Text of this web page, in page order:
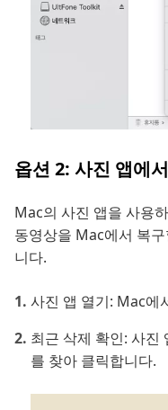
옵션 2: 사진 앱에
Mac의 사진 앱을 사용
동영상을 Mac에서 복
니다.
사진 앱 열기: Mac에
최근 삭제 확인: 사진
를 찾아 클릭합니다.